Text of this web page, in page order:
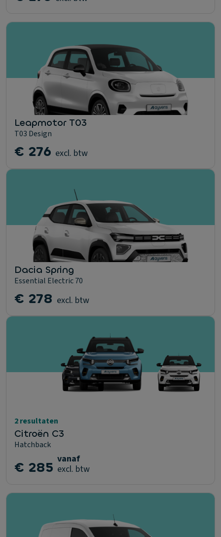
Leapmotor T03
T03 Design
€ 276 excl. btw
Dacia Spring
Essential Electric 70
€ 278 excl. btw
2 resultaten
Citroën C3
Hatchback
€ 285 vanaf
excl. btw